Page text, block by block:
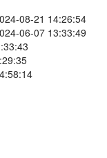
08-21 14:26:54
06-07 13:33:49